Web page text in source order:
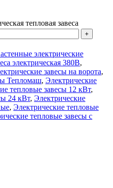
тепловая завеса
электрические
электрическая 380В,
завесы на ворота,
Тепломаш, Электрические
тепловые завесы 12 кВт,
24 кВт, Электрические
, Электрические тепловые
тепловые завесы с